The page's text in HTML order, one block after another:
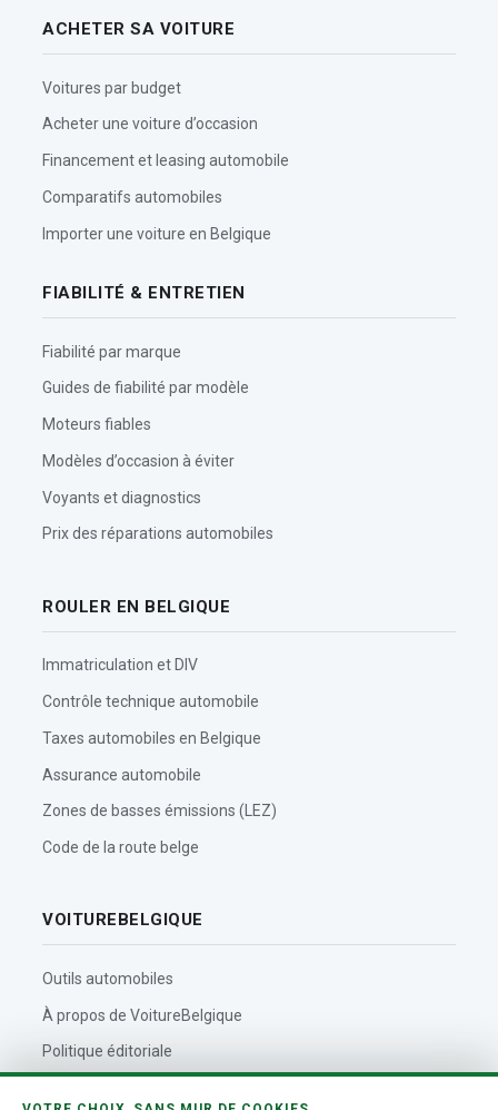
ACHETER SA VOITURE
Voitures par budget
Acheter une voiture d’occasion
Financement et leasing automobile
Comparatifs automobiles
Importer une voiture en Belgique
FIABILITÉ & ENTRETIEN
Fiabilité par marque
Guides de fiabilité par modèle
Moteurs fiables
Modèles d’occasion à éviter
Voyants et diagnostics
Prix des réparations automobiles
ROULER EN BELGIQUE
Immatriculation et DIV
Contrôle technique automobile
Taxes automobiles en Belgique
Assurance automobile
Zones de basses émissions (LEZ)
Code de la route belge
VOITUREBELGIQUE
Outils automobiles
À propos de VoitureBelgique
Politique éditoriale